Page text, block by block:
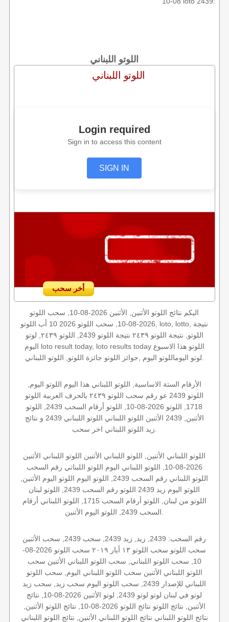
اللوتو اللبناني
اللوتو اللبناني
Login required
Sign in to access this content
SIGN IN
أخر سحب
اليكم نتائج اللوتو الأثنين, الأثنين 2026-08-10, سحب اللوتو
2026-08-10, سحب اللوتو 2026 10 أب اللوتو, loto, lotto, نتيجة
اللوتو, نتيجة اللوتو ٢٤٣٩ نتيجة اللوتو 2439, اللوتو ٢٤٣٩, لوتو
اليوم loto result today, loto results today اللوتو هذا الاسبوع
الأرقام الستة الاساسية, اللوتو اللبناني هذا اليوم اللوتو اليوم,
اللوتو 2439 عو رقم سحب اللوتو ٢٤٣٩ بالحرف العربية اللوتو
1718, اللوتو 2026-08-10, اللوتو أرقام السحب 2439, اللوتو
الأثنين, 2439 الأثنين اللوتو اللبناني اللوتو اللبناني 2439 و نتائج
اللوتو اللبناني الأثنين, اللوتو اللبناني الأثنين اللوتو اللبناني الأثنين
2026-08-10, اللوتو اللبناني اليوم اللوتو اللبناني رقم السحب
اللوتو اللبناني رقم السحب 2439, اللوتو اليوم اللوتو اليوم الأثنين,
اللوتو اليوم زيد 2439 اللوتو رقم السحب 2439, اللوتو لبنان
اللوتو من لبنان, اللوتو أرقام السحب 1715, اللوتو اللبناني أرقام
رقم السحب: 2439, زيد, زيد 2439, سحب 2439, سحب الأثنين
سحب اللوتو سحب اللوتو ١٣ أيار ٢٠١٩ سحب اللوتو 2026-08-
10, سحب اللوتو اللبناني, سحب اللوتو اللبناني الأثنين سحب
اللوتو اللبناني الأثنين سحب اللوتو اللبناني اليوم, سحب اللوتو
اللبناني للإصدار 2439, سحب اللوتو اليوم سحب زيد, سحب زيد
لوتو في لبنان لوتو لوتو 2439, لوتو الأثنين 2026-08-10, نتائج
الأثنين, نتائج اللوتو نتائج اللوتو 2026-08-10, نتائج اللوتو الأثنين,
نتائج اللوتو اللبناني نتائج اللوتو اللبناني الأثنين, نتائج اللوتو اللبناني